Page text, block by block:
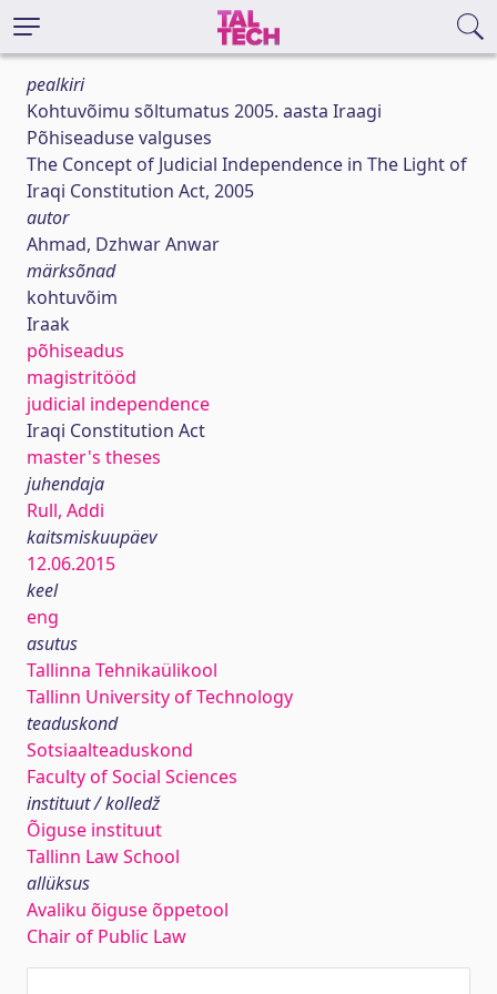
pealkiri
Kohtuvõimu sõltumatus 2005. aasta Iraagi
Põhiseaduse valguses
The Concept of Judicial Independence in The Light of
Iraqi Constitution Act, 2005
autor
Ahmad, Dzhwar Anwar
märksõnad
kohtuvõim
Iraak
põhiseadus
magistritööd
judicial independence
Iraqi Constitution Act
master's theses
juhendaja
Rull, Addi
kaitsmiskuupäev
12.06.2015
keel
eng
asutus
Tallinna Tehnikaülikool
Tallinn University of Technology
teaduskond
Sotsiaalteaduskond
Faculty of Social Sciences
instituut / kolledž
Õiguse instituut
Tallinn Law School
allüksus
Avaliku õiguse õppetool
Chair of Public Law